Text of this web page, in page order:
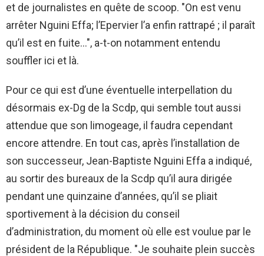
et de journalistes en quête de scoop. "On est venu
arrêter Nguini Effa; l’Epervier l’a enfin rattrapé ; il paraît
qu’il est en fuite…", a-t-on notamment entendu
souffler ici et là.
Pour ce qui est d’une éventuelle interpellation du
désormais ex-Dg de la Scdp, qui semble tout aussi
attendue que son limogeage, il faudra cependant
encore attendre. En tout cas, après l’installation de
son successeur, Jean-Baptiste Nguini Effa a indiqué,
au sortir des bureaux de la Scdp qu’il aura dirigée
pendant une quinzaine d’années, qu’il se pliait
sportivement à la décision du conseil
d’administration, du moment où elle est voulue par le
président de la République. "Je souhaite plein succès